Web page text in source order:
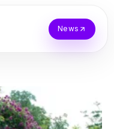
News